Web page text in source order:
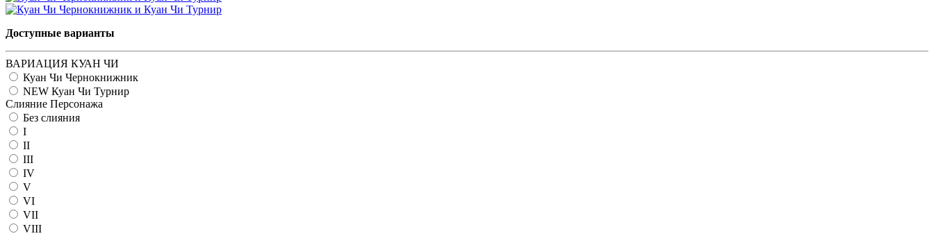
Доступные варианты
ВАРИАЦИЯ КУАН ЧИ
Куан Чи Чернокнижник
NEW Куан Чи Турнир
Слияние Персонажа
Без слияния
I
II
III
IV
V
VI
VII
VIII